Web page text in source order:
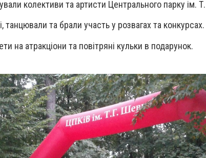
колективи та артисти Центрального парку ім.
танцювали та брали участь у розвагах та конкурсах.
на атракціони та повітряні кульки в подарунок.